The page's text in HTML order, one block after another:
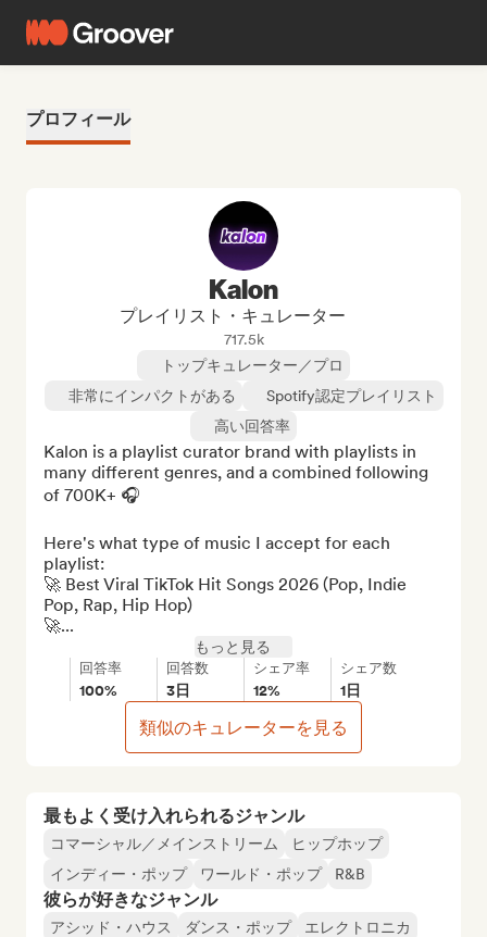
プロフィール
最もよく受け入れられるジャンル
コマーシャル／メインストリーム
ヒップホップ
インディー・ポップ
ワールド・ポップ R&B
彼らが好きなジャンル
アシッド・ハウス ダンス・ポップ
エレクトロニカ
Kalon
プレイリスト・キュレーター
717.5k
トップキュレーター／プロ
非常にインパクトがある
Spotify認定プレイリスト
高い回答率
Kalon is a playlist curator brand with playlists in
many different genres, and a combined following
of 700K+ 🎧
Here's what type of music I accept for each
playlist:
🚀 Best Viral TikTok Hit Songs 2026 (Pop, Indie
Pop, Rap, Hip Hop)
🚀...
もっと見る
回答率
100%
回答数
3日
シェア率
12%
シェア数
1日
類似のキュレーターを見る